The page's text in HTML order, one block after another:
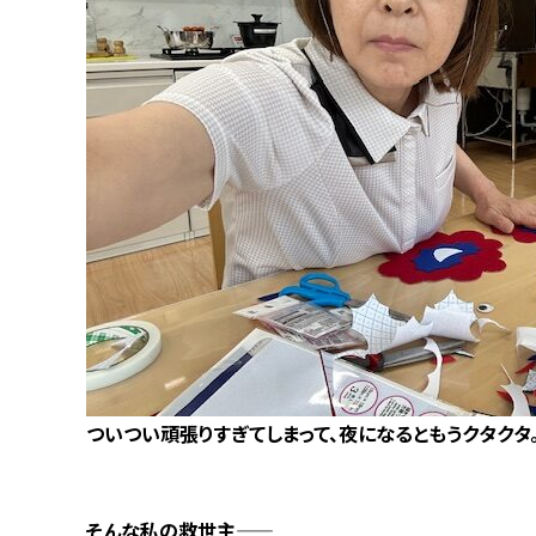
ついつい頑張りすぎてしまって、夜になるともうクタクタ
そんな私の救世主——